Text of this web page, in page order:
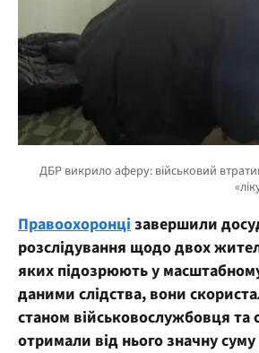
Правоохоронці завершили
розслідування щодо двох
яких підозрюють у
даними слідства, вони
станом військовослужбовця та
отримали від нього значну